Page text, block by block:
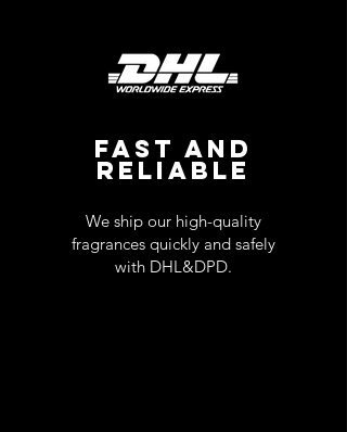
FAST AND
RELIABLE
We ship our high-quality
fragrances quickly and safely
with DHL&DPD.